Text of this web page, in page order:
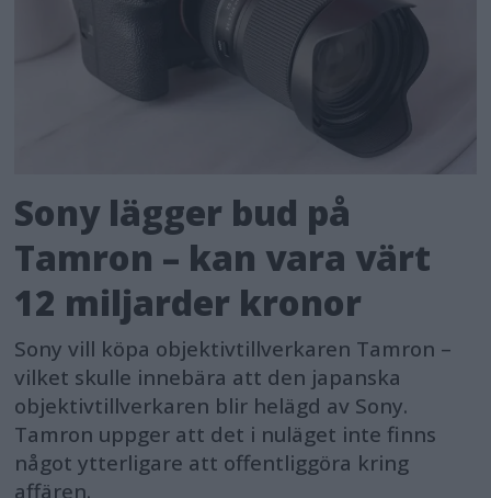
Sony lägger bud på
Tamron – kan vara värt
12 miljarder kronor
Sony vill köpa objektivtillverkaren Tamron –
vilket skulle innebära att den japanska
objektivtillverkaren blir helägd av Sony.
Tamron uppger att det i nuläget inte finns
något ytterligare att offentliggöra kring
affären.